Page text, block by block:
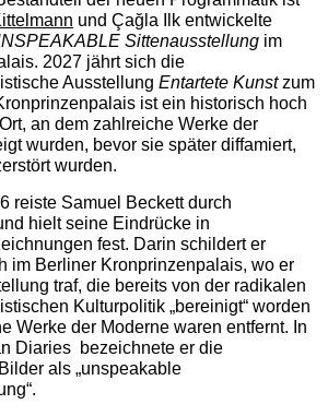
und Çağla Ilk entwickelte
Sittenausstellungim
2027 jährt sich die
Ausstellung Entartete Kunstzum
ist ein historisch hoch
an dem zahlreiche Werke der
wurden, bevor sie später diffamiert,
wurden.
reiste Samuel Beckett durch
hielt seine Eindrücke in
fest. Darin schildert er
im Berliner Kronprinzenpalais, wo er
traf, die bereits von der radikalen
Kulturpolitik „bereinigt“ worden
Werke der Moderne waren entfernt. In
Diaries bezeichnete er die
als „unspeakable